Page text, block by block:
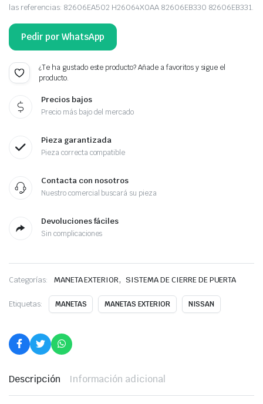
las referencias: 82606EA502 H26064X0AA 82606EB330 82606EB331.
Pedir por WhatsApp
¿Te ha gustado este producto? Añade a favoritos y sigue el
producto.
Precios bajos
Precio más bajo del mercado
Pieza garantizada
Pieza correcta compatible
Contacta con nosotros
Nuestro comercial buscará su pieza
Devoluciones fáciles
Sin complicaciones
Categorías: MANETA EXTERIOR, SISTEMA DE CIERRE DE PUERTA
Etiquetas: MANETAS MANETAS EXTERIOR NISSAN
Descripción Información adicional